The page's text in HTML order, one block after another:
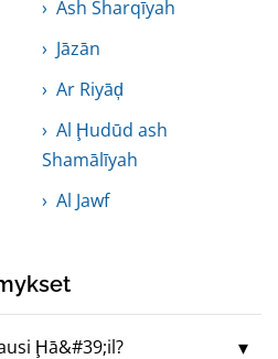
Ash Sharqīyah
Jāzān
Ar Riyāḑ
Al Ḩudūd ash
Shamālīyah
Al Jawf
Ḩā&#39;il?